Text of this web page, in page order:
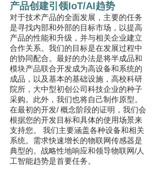
产品创建引领IoT/AI趋势
对于技术产品的全面发展，主要的任务
是寻找内部和外部的目标市场，以提高
产品的性能和升级，并与相关企业建立
合作关系。我们的目标是在发展过程中
的协同配合。最好的办法是将半成品和
模块产品联合开发成为高设备和系统的
成品，以及基本的基础设施，高校科研
院所，大中型初创公司科技企业的种子
采购。 此外，我们也将自己制作原型。
在最初的开发/ 概念阶段的证明，我们会
根据您的开发目标和具体的使用场景来
支持您。 我们主要涵盖各种设备和相关
系统。需求快速增长的物联网传感器是
典型的。战略性地响应和领导物联网/人
工智能趋势是首要任务。